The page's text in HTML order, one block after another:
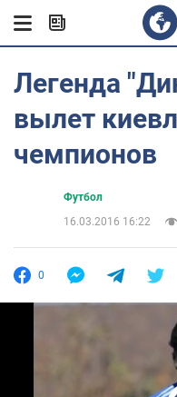
Легенда
вылет
чемпионов
Футбол
16.03.2016 16:22
0